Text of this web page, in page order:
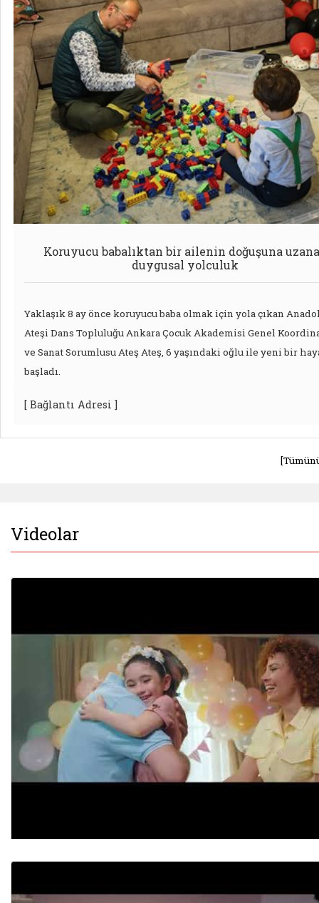
Koruyucu babalıktan bir ailenin doğuşuna
duygusal yolculuk
Yaklaşık 8 ay önce koruyucu baba olmak için yola çıkan
Ateşi Dans Topluluğu Ankara Çocuk Akademisi Genel
ve Sanat Sorumlusu Ateş Ateş, 6 yaşındaki oğlu ile yeni bir
başladı.
[ Bağlantı Adresi ]
Videolar